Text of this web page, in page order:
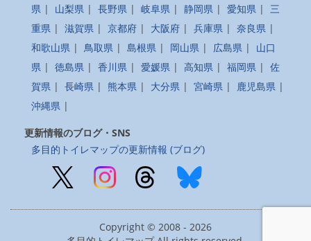
県 | 山梨県 | 長野県 | 岐阜県 | 静岡県 | 愛知県 | 三
重県 | 滋賀県 | 京都府 | 大阪府 | 兵庫県 | 奈良県 |
和歌山県 | 鳥取県 | 島根県 | 岡山県 | 広島県 | 山口
県 | 徳島県 | 香川県 | 愛媛県 | 高知県 | 福岡県 | 佐
賀県 | 長崎県 | 熊本県 | 大分県 | 宮崎県 | 鹿児島県 |
沖縄県 |
更新情報のブログ・SNS
多目的トイレマップの更新情報 (ブログ)
Copyright © 2008 - 2026